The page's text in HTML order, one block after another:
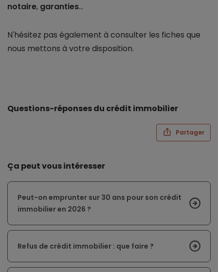
notaire, garanties...
N'hésitez pas également à consulter les fiches que
nous mettons à votre disposition.
Questions-réponses du crédit immobilier
Partager
Ça peut vous intéresser
Peut-on emprunter sur 30 ans pour son crédit
immobilier en 2026 ?
Refus de crédit immobilier : que faire ?